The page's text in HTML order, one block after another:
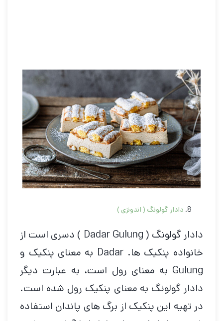
دادار گولونگ ( اندونزی )
دادار گولونگ ( Dadar Gulung ) دسری است از
خانواده پنکیک ها. Dadar به معنای پنکیک و
Gulung به معنای رول است، به عبارت دیگر
دادار گولونگ به معنای پنکیک رول شده است.
در تهیه این پنکیک از برگ های پاندان استفاده